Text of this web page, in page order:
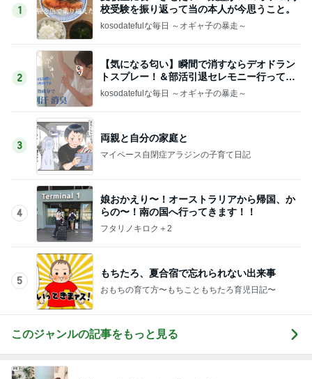
1
校受験を振り返って当の本人が今思うこと。
kosodatefulな毎日 ～オギャ子の暴走～
2
【気になる匂い】瞬間で消すならデオドラン
トスプレー！＆部活引退セレモニー行ってき
た
kosodatefulな毎日 ～オギャ子の暴走～
3
両親と自分の家庭と
マイペース自閉症アラジンの子育て日記
4
娘おかえり〜！オーストラリアから帰国、か
らの〜！南の国へ行ってきます！！
フタリノキロク＋2
5
もちたろ、夏合宿で忘れられない出来事
おもちの育て方〜もちこともちたろ育児日記〜
このジャンルの記事をもっと見る